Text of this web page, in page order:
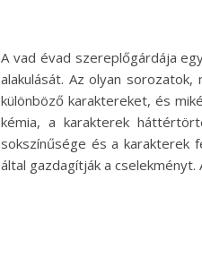
A vad évad szereplőgárdája
alakulását. Az olyan
különböző karaktereket, és
kémia, a karakterek
sokszínűsége és a karakterek
által gazdagítják a